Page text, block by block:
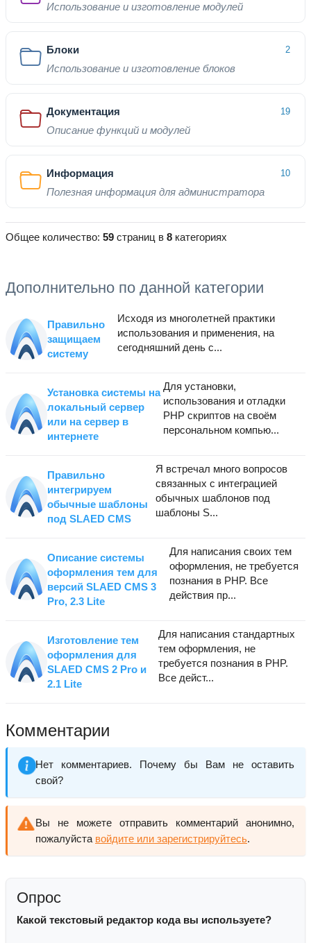
Использование и изготовление модулей
Блоки 2
Использование и изготовление блоков
Документация 19
Описание функций и модулей
Информация 10
Полезная информация для администратора
Общее количество: 59 страниц в 8 категориях
Дополнительно по данной категории
Правильно
защищаем
систему
Исходя из многолетней практики
использования и применения, на
сегодняшний день с...
Установка системы на
локальный сервер
или на сервер в
интернете
Для установки,
использования и отладки
PHP скриптов на своём
персональном компью...
Правильно
интегрируем
обычные шаблоны
под SLAED CMS
Я встречал много вопросов
связанных с интеграцией
обычных шаблонов под
шаблоны S...
Описание системы
оформления тем для
версий SLAED CMS 3
Pro, 2.3 Lite
Для написания своих тем
оформления, не требуется
познания в PHP. Все
действия пр...
Изготовление тем
оформления для
SLAED CMS 2 Pro и
2.1 Lite
Для написания стандартных
тем оформления, не
требуется познания в PHP.
Все дейст...
Комментарии
Нет комментариев. Почему бы Вам не оставить
свой?
Вы не можете отправить комментарий анонимно,
пожалуйста войдите или зарегистрируйтесь.
Опрос
Какой текстовый редактор кода вы используете?